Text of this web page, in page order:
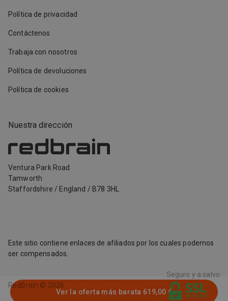
Ver la oferta más barata 619,00 €
Nuestra dirección
Ventura Park Road
Tamworth
Staffordshire / England / B78 3HL
Política de privacidad
Contáctenos
Trabaja con nosotros
Política de devoluciones
Política de cookies
Este sitio contiene enlaces de afiliados por los cuales podemos
ser compensados.
RedBrain © 2026
Seguro y a salvo